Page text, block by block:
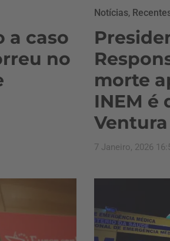
a caso
no
Notícias,
morte
INEM é
Ventura
7 Janeiro, 2026